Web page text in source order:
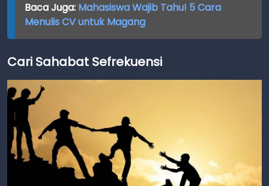
Baca Juga: Mahasiswa Wajib Tahu! 5 Cara
Menulis CV untuk Magang
Cari Sahabat Sefrekuensi